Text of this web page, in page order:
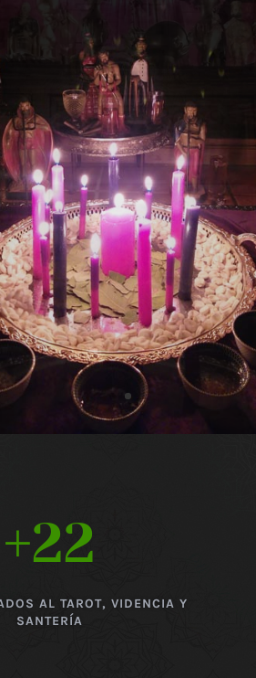
+22
AL TAROT, VIDENCIA Y
SANTERÍA